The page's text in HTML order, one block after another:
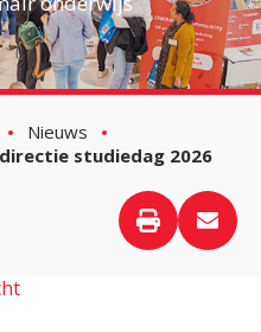
Nieuws
studiedag 2026